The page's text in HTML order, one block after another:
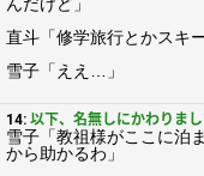
直斗「修学旅行とかスキ
雪子「ええ…」
14: 以下、名無しにかわりま
雪子「教祖様がここに泊
から助かるわ」